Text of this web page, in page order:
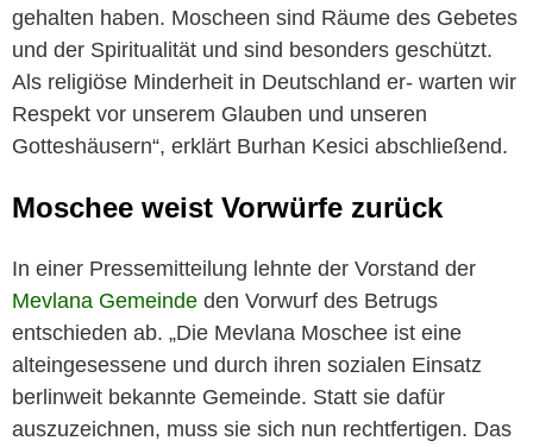
gehalten haben. Moscheen sind Räume des Gebetes
und der Spiritualität und sind besonders geschützt.
Als religiöse Minderheit in Deutschland er- warten wir
Respekt vor unserem Glauben und unseren
Gotteshäusern“, erklärt Burhan Kesici abschließend.
Moschee weist Vorwürfe zurück
In einer Pressemitteilung lehnte der Vorstand der
Mevlana Gemeinde den Vorwurf des Betrugs
entschieden ab. „Die Mevlana Moschee ist eine
alteingesessene und durch ihren sozialen Einsatz
berlinweit bekannte Gemeinde. Statt sie dafür
auszuzeichnen, muss sie sich nun rechtfertigen. Das